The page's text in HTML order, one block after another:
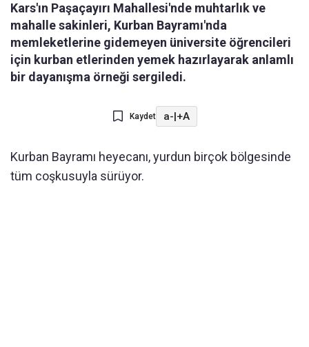
Kars'ın Paşaçayırı Mahallesi'nde muhtarlık ve
mahalle sakinleri, Kurban Bayramı'nda
memleketlerine gidemeyen üniversite öğrencileri
için kurban etlerinden yemek hazırlayarak anlamlı
bir dayanışma örneği sergiledi.
Kaydet a-|+A
Kurban Bayramı heyecanı, yurdun birçok bölgesinde
tüm coşkusuyla sürüyor.